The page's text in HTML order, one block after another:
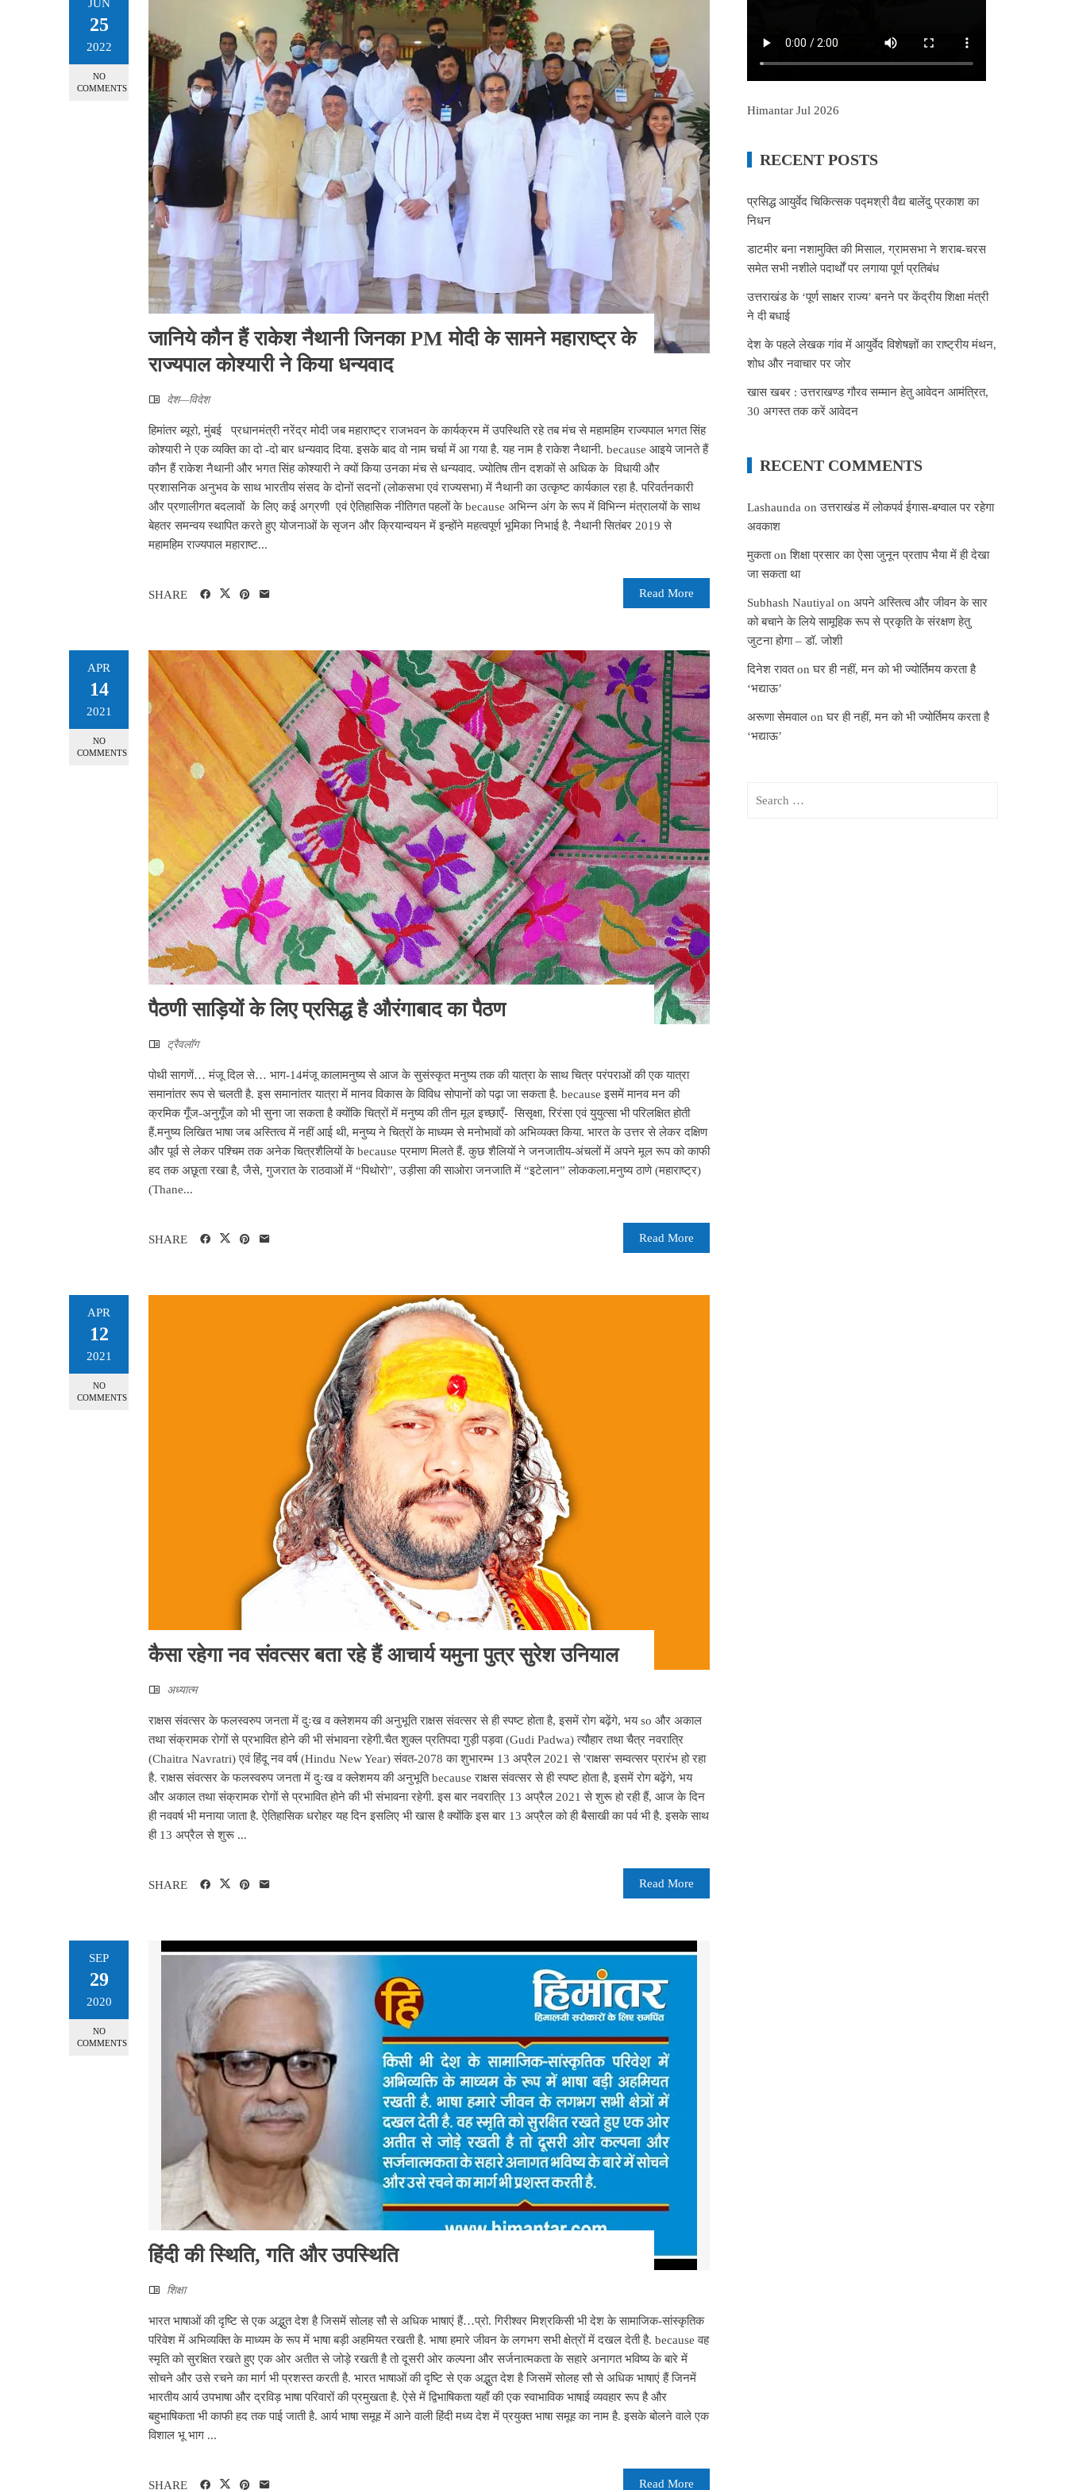
JUN
25
2022
NO
COMMENTS
जानिये कौन हैं राकेश नैथानी जिनका PM मोदी के सामने महाराष्ट्र के
राज्यपाल कोश्यारी ने किया धन्यवाद
देश—विदेश
हिमांतर ब्यूरो, मुंबई प्रधानमंत्री नरेंद्र मोदी जब महाराष्ट्र राजभवन के कार्यक्रम में उपस्थिति रहे तब मंच से महामहिम राज्यपाल भगत सिंह
कोश्यारी ने एक व्यक्ति का दो -दो बार धन्यवाद दिया. इसके बाद वो नाम चर्चा में आ गया है. यह नाम है राकेश नैथानी. because आइये जानते हैं
कौन हैं राकेश नैथानी और भगत सिंह कोश्यारी ने क्यों किया उनका मंच से धन्यवाद. ज्योतिष तीन दशकों से अधिक के विधायी और
प्रशासनिक अनुभव के साथ भारतीय संसद के दोनों सदनों (लोकसभा एवं राज्यसभा) में नैथानी का उत्कृष्ट कार्यकाल रहा है. परिवर्तनकारी
और प्रणालीगत बदलावों के लिए कई अग्रणी एवं ऐतिहासिक नीतिगत पहलों के because अभिन्न अंग के रूप में विभिन्न मंत्रालयों के साथ
बेहतर समन्वय स्थापित करते हुए योजनाओं के सृजन और क्रियान्वयन में इन्होंने महत्वपूर्ण भूमिका निभाई है. नैथानी सितंबर 2019 से
महामहिम राज्यपाल महाराष्ट...
Read More
SHARE
APR
14
2021
NO
COMMENTS
पैठणी साड़ियों के लिए प्रसिद्ध है औरंगाबाद का पैठण
ट्रैवलॉग
पोथी सागणें… मंजू दिल से… भाग-14मंजू कालामनुष्य से आज के सुसंस्कृत मनुष्य तक की यात्रा के साथ चित्र परंपराओं की एक यात्रा
समानांतर रूप से चलती है. इस समानांतर यात्रा में मानव विकास के विविध सोपानों को पढ़ा जा सकता है. because इसमें मानव मन की
क्रमिक गूँज-अनुगूँज को भी सुना जा सकता है क्योंकि चित्रों में मनुष्य की तीन मूल इच्छाएँ- सिसृक्षा, रिरंसा एवं युयुत्सा भी परिलक्षित होती
हैं.मनुष्य लिखित भाषा जब अस्तित्व में नहीं आई थी, मनुष्य ने चित्रों के माध्यम से मनोभावों को अभिव्यक्त किया. भारत के उत्तर से लेकर दक्षिण
और पूर्व से लेकर पश्चिम तक अनेक चित्रशैलियों के because प्रमाण मिलते हैं. कुछ शैलियों ने जनजातीय-अंचलों में अपने मूल रूप को काफी
हद तक अछूता रखा है, जैसे, गुजरात के राठवाओं में “पिथोरो”, उड़ीसा की साओरा जनजाति में “इटेलान” लोककला.मनुष्य ठाणे (महाराष्ट्र)
(Thane...
Read More
SHARE
APR
12
2021
NO
COMMENTS
कैसा रहेगा नव संवत्सर बता रहे हैं आचार्य यमुना पुत्र सुरेश उनियाल
अध्यात्म
राक्षस संवत्सर के फलस्वरुप जनता में दुःख व क्लेशमय की अनुभूति राक्षस संवत्सर से ही स्पष्ट होता है, इसमें रोग बढ़ेंगे, भय so और अकाल
तथा संक्रामक रोगों से प्रभावित होने की भी संभावना रहेगी.चैत शुक्ल प्रतिपदा गुड़ी पड़वा (Gudi Padwa) त्यौहार तथा चैत्र नवरात्रि
(Chaitra Navratri) एवं हिंदू नव वर्ष (Hindu New Year) संवत-2078 का शुभारम्भ 13 अप्रैल 2021 से 'राक्षस' सम्वत्सर प्रारंभ हो रहा
है. राक्षस संवत्सर के फलस्वरुप जनता में दुःख व क्लेशमय की अनुभूति because राक्षस संवत्सर से ही स्पष्ट होता है, इसमें रोग बढ़ेंगे, भय
और अकाल तथा संक्रामक रोगों से प्रभावित होने की भी संभावना रहेगी. इस बार नवरात्रि 13 अप्रैल 2021 से शुरू हो रही हैं, आज के दिन
ही नववर्ष भी मनाया जाता है. ऐतिहासिक धरोहर यह दिन इसलिए भी खास है क्योंकि इस बार 13 अप्रैल को ही बैसाखी का पर्व भी है. इसके साथ
ही 13 अप्रैल से शुरू ...
Read More
SHARE
SEP
29
2020
NO
COMMENTS
हिंदी की स्थिति, गति और उपस्थिति
शिक्षा
भारत भाषाओं की दृष्टि से एक अद्भुत देश है जिसमें सोलह सौ से अधिक भाषाएं हैं…प्रो. गिरीश्वर मिश्रकिसी भी देश के सामाजिक-सांस्कृतिक
परिवेश में अभिव्यक्ति के माध्यम के रूप में भाषा बड़ी अहमियत रखती है. भाषा हमारे जीवन के लगभग सभी क्षेत्रों में दखल देती है. because वह
स्मृति को सुरक्षित रखते हुए एक ओर अतीत से जोड़े रखती है तो दूसरी ओर कल्पना और सर्जनात्मकता के सहारे अनागत भविष्य के बारे में
सोचने और उसे रचने का मार्ग भी प्रशस्त करती है. भारत भाषाओं की दृष्टि से एक अद्भुत देश है जिसमें सोलह सौ से अधिक भाषाएं हैं जिनमें
भारतीय आर्य उपभाषा और द्रविड़ भाषा परिवारों की प्रमुखता है. ऐसे में द्विभाषिकता यहाँ की एक स्वाभाविक भाषाई व्यवहार रूप है और
बहुभाषिकता भी काफी हद तक पाई जाती है. आर्य भाषा समूह में आने वाली हिंदी मध्य देश में प्रयुक्त भाषा समूह का नाम है. इसके बोलने वाले एक
विशाल भू भाग ...
Read More
SHARE
Himantar Jul 2026
RECENT POSTS
प्रसिद्ध आयुर्वेद चिकित्सक पद्मश्री वैद्य बालेंदु प्रकाश का
निधन
डाटमीर बना नशामुक्ति की मिसाल, ग्रामसभा ने शराब-चरस
समेत सभी नशीले पदार्थों पर लगाया पूर्ण प्रतिबंध
उत्तराखंड के ‘पूर्ण साक्षर राज्य’ बनने पर केंद्रीय शिक्षा मंत्री
ने दी बधाई
देश के पहले लेखक गांव में आयुर्वेद विशेषज्ञों का राष्ट्रीय मंथन,
शोध और नवाचार पर जोर
खास खबर : उत्तराखण्ड गौरव सम्मान हेतु आवेदन आमंत्रित,
30 अगस्त तक करें आवेदन
RECENT COMMENTS
Lashaunda onउत्तराखंड में लोकपर्व ईगास-बग्वाल पर रहेगा
अवकाश
मुकताonशिक्षा प्रसार का ऐसा जुनून प्रताप भैया में ही देखा
जा सकता था
Subhash Nautiyal onअपने अस्तित्व और जीवन के सार
को बचाने के लिये सामूहिक रूप से प्रकृति के संरक्षण हेतु
जुटना होगा – डॉ. जोशी
दिनेश रावतonघर ही नहीं, मन को भी ज्योर्तिमय करता है
‘भद्याऊ’
अरूणा सेमवाल onघर ही नहीं, मन को भी ज्योर्तिमय करता है
‘भद्याऊ’